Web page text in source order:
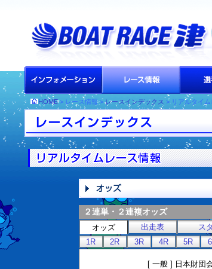
HOME> レース情報 >レースインデックス > リアルタイ
２連単・２連複オッズ
オッズ 出走表 ス
1R
2R 3R 4R 5R
[ 一般 ] 日本財